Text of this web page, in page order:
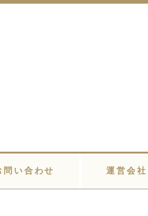
問い合わせ 運営会社